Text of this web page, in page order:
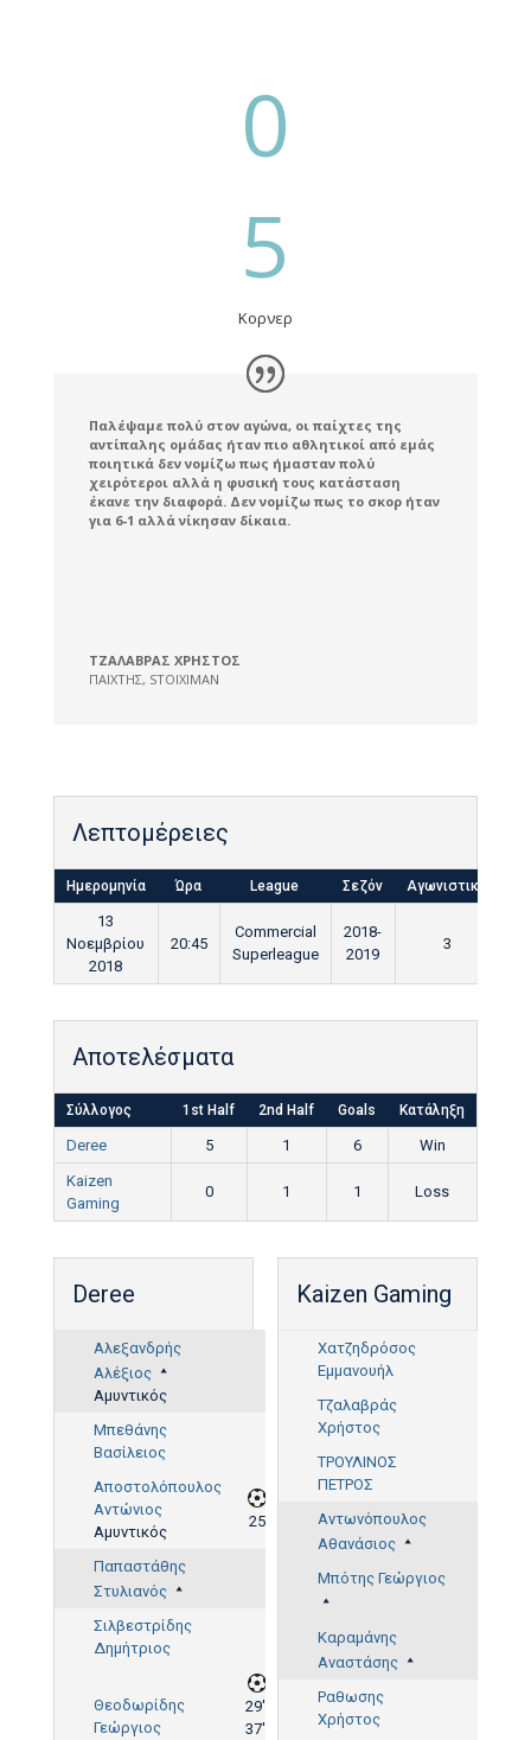
0
5
Κορνερ
Παλέψαμε πολύ στον αγώνα, οι παίχτες της
αντίπαλης ομάδας ήταν πιο αθλητικοί από εμάς
ποιητικά δεν νομίζω πως ήμασταν πολύ
χειρότεροι αλλά η φυσική τους κατάσταση
έκανε την διαφορά. Δεν νομίζω πως το σκορ ήταν
για 6-1 αλλά νίκησαν δίκαια.
ΤΖΑΛΑΒΡΑΣ ΧΡΗΣΤΟΣ
ΠΑΙΧΤΗΣ, STOIXIMAN
Λεπτομέρειες
Ημερομηνία Ώρα League Σεζόν Αγωνιστική
13
Νοεμβρίου
2018
20:45
Commercial
Superleague
2018-
2019
3
Αποτελέσματα
Σύλλογος 1st Half 2nd Half Goals Κατάληξη
Deree 5 1 6
Win
Kaizen
Gaming
0 1 1 Loss
Deree
Αλεξανδρής
Αλέξιος
Αμυντικός
Μπεθάνης
Βασίλειος
Αποστολόπουλος
Αντώνιος
Αμυντικός
25'
Παπαστάθης
Στυλιανός
Σιλβεστρίδης
Δημήτριος
Θεοδωρίδης
Γεώργιος
29',
37',
Kaizen Gaming
Χατζηδρόσος
Εμμανουήλ
Τζαλαβράς
Χρήστος
ΤΡΟΥΛΙΝΟΣ
ΠΕΤΡΟΣ
Αντωνόπουλος
Αθανάσιος
Μπότης Γεώργιος
Καραμάνης
Αναστάσης
Ραθωσης
Χρήστος